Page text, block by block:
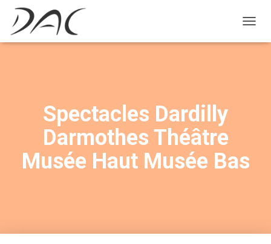
É
V
I
Spectacles Dardilly
Darmothes Théâtre
Musée Haut Musée Bas